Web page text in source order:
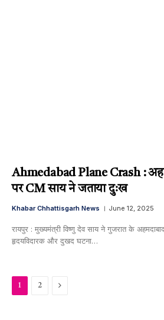
Ahmedabad Plane Crash :
पर CM साय ने जताया दुःख
Khabar Chhattisgarh News June 12, 2025
रायपुर : मुख्यमंत्री विष्णु देव साय ने गुजरात के
हृदयविदारक और दुखद घटना…
1 2 Next